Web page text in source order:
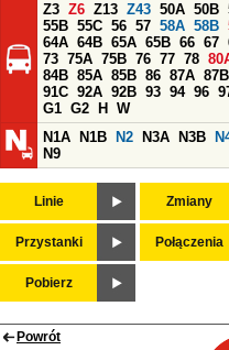
Z3 Z6 Z13 Z43 50A 50B
55B 55C 56 57 58A 58B
64A 64B 65A 65B 66 67
73 75A 75B 76 77 78
84B 85A 85B 86 87A 87B
91C 92A 92B 93 94 96
G1 G2 H
W
N1A
N1B N2 N3A N3B
N9
Linie Zmiany
Przystanki Połączenia
Pobierz
Powrót